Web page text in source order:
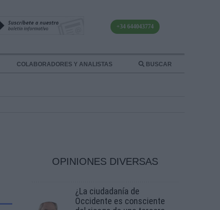
+34 644043774
COLABORADORES Y ANALISTAS BUSCAR
OPINIONES DIVERSAS
¿La ciudadanía de
Occidente es consciente